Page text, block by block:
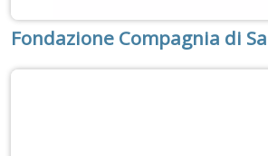
Fondazione Compagnia di